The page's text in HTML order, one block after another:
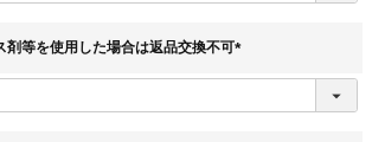
剤等を使用した場合は返品交換不可
須